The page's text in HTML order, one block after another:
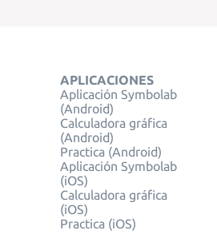
APLICACIONES
Aplicación Symbolab
(Android)
Calculadora gráfica
(Android)
Practica (Android)
Aplicación Symbolab
(iOS)
Calculadora gráfica
(iOS)
Practica (iOS)